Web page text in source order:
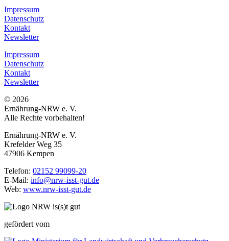
Impressum
Datenschutz
Kontakt
Newsletter
Impressum
Datenschutz
Kontakt
Newsletter
© 2026
Ernährung-NRW e. V.
Alle Rechte vorbehalten!
Ernährung-NRW e. V.
Krefelder Weg 35
47906 Kempen
Telefon: 02152 99099-20
E-Mail: info@nrw-isst-gut.de
Web: www.nrw-isst-gut.de
gefördert vom